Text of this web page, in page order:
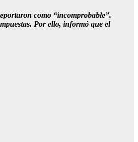
como “incomprobable”.
Por ello, informó que el